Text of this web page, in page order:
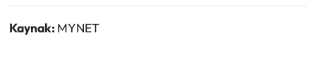
Kaynak: MYNET